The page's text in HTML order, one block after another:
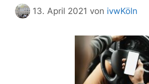
13. April 2021 von ivwKöln